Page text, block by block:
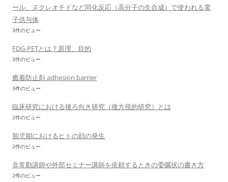
ール、ヌクレオチドなど同化反応（高分子の生合成）で使われる電
子供与体
3件のビュー
FDG-PETとは？原理、目的
3件のビュー
癒着防止剤 adhesion barrier
3件のビュー
臨床研究における後ろ向き研究（後方視的研究）とは
2件のビュー
胎児期におけるヒトの顔の発生
2件のビュー
非常勤講師や外部セミナー講師を依頼するときの委嘱状の書き方
2件のビュー